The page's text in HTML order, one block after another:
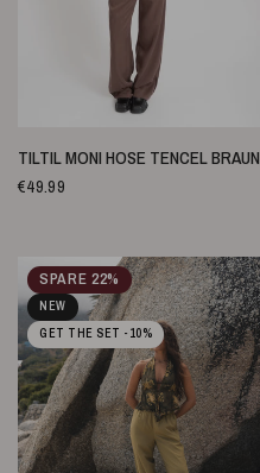
SCHNELLANSICHT
TILTIL MONI HOSE TENCEL BRAUN
€49.99
SPARE 22%
NEW
GET THE SET -10%